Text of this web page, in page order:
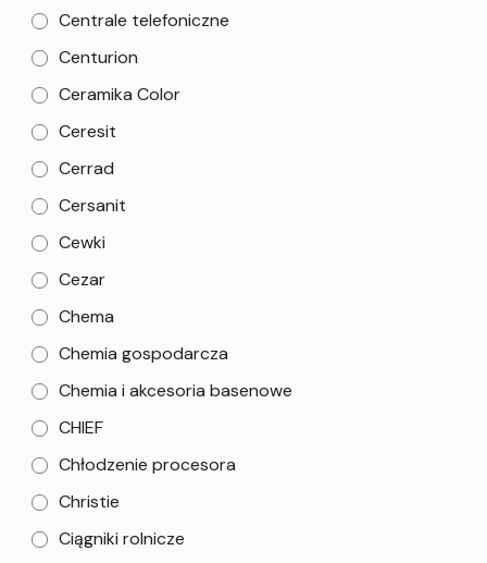
Centrale telefoniczne
Centurion
Ceramika Color
Ceresit
Cerrad
Cersanit
Cewki
Cezar
Chema
Chemia gospodarcza
Chemia i akcesoria basenowe
CHIEF
Chłodzenie procesora
Christie
Ciągniki rolnicze